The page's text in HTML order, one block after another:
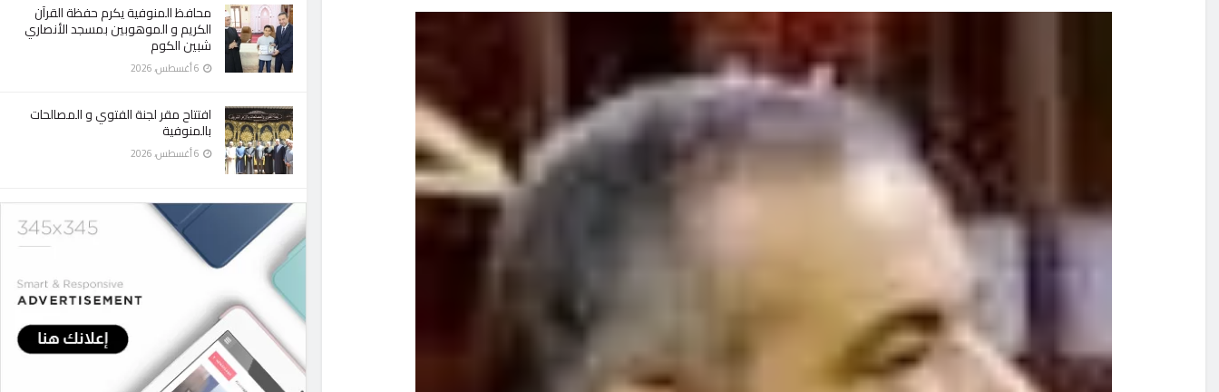
محافظ المنوفية يكرم حفظة القرآن
الكريم و الموهوبين بمسجد الأنصاري
شبين الكوم
افتتاح مقر لجنة الفتوي و المصالحات
بالمنوفية